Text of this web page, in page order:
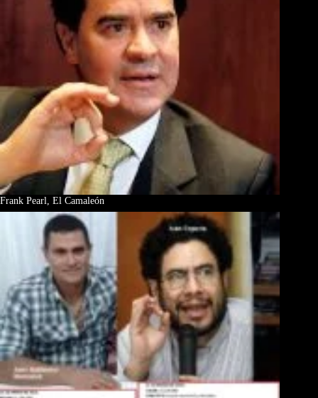
Frank Pearl, El Camaleón